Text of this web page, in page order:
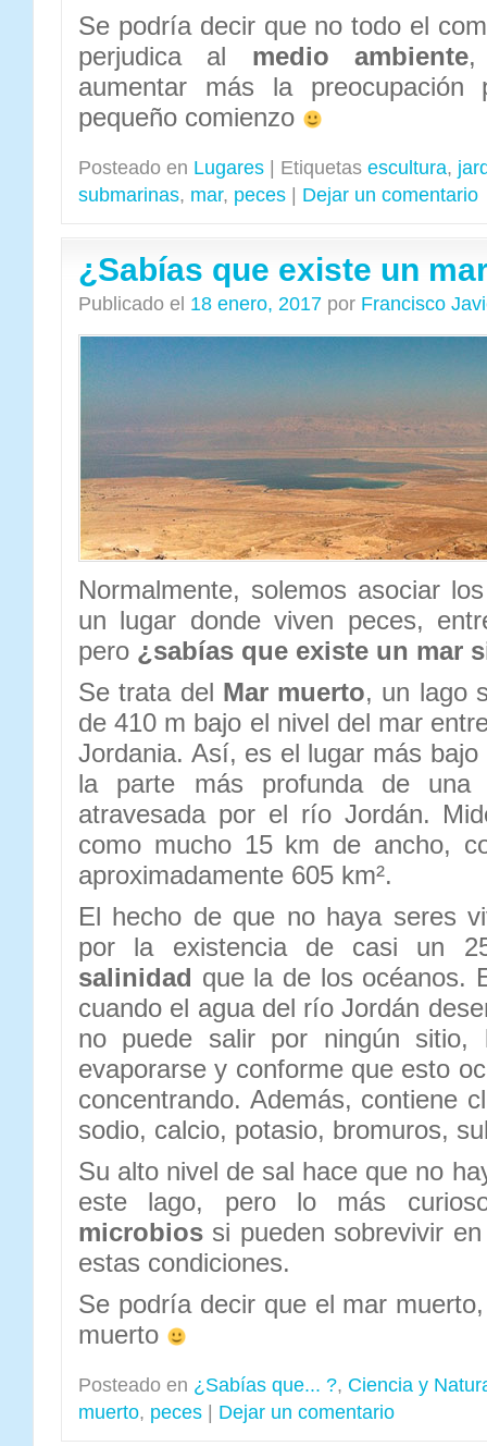
Se podría decir que no todo el
perjudica al medio ambiente,
aumentar más la
pequeño comienzo
Posteado en Lugares Etiquetas escultura,
submarinas, mar, peces Dejar un comentario
¿Sabías que existe un
Publicado el 18 enero, 2017 por Francisco
Normalmente, solemos asociar
un lugar donde viven peces,
pero ¿sabías que existe un mar
Se trata del Mar muerto, un lago
de 410 m bajo el nivel del mar
Jordania. Así, es el lugar más
la parte más profunda de una
atravesada por el río Jordán.
como mucho 15 km de ancho,
aproximadamente 605 km².
El hecho de que no haya seres
por la existencia de casi un
salinidad que la de los océanos.
cuando el agua del río Jordán
no puede salir por ningún
evaporarse y conforme que esto
concentrando. Además, contiene
sodio, calcio, potasio, bromuros,
Su alto nivel de sal hace que no
este lago, pero lo más
microbios si pueden sobrevivir
estas condiciones.
Se podría decir que el mar
muerto
Posteado en ¿Sabías que... ?, Ciencia y
muerto, peces Dejar un comentario